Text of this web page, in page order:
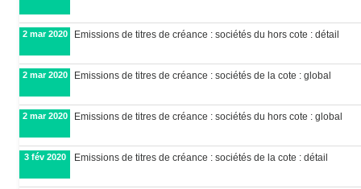
2 mar 2020 Emissions de titres de créance : sociétés du hors cote : détail
2 mar 2020 Emissions de titres de créance : sociétés de la cote : global
2 mar 2020 Emissions de titres de créance : sociétés du hors cote : global
3 fév 2020 Emissions de titres de créance : sociétés de la cote : détail